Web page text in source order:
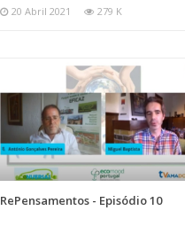
20 Abril 2021 279 K
RePensamentos - Episódio 10